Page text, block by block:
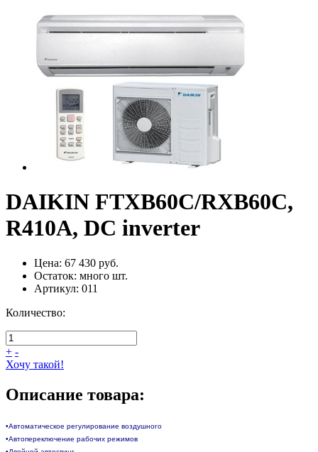
DAIKIN FTXB60C/RXB60C,
R410A, DC inverter
Цена: 67 430 руб.
Остаток: много шт.
Артикул: 011
Количество:
+ -
Хочу такой!
Описание товара:
•Автоматическое регулирование воздушного
•Автопереключение рабочих режимов